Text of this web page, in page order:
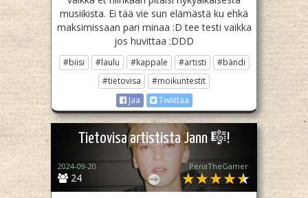
musiikista. Ei tää vie sun elämästä ku ehkä
maksimissaan pari minaa :D tee testi vaikka
jos huvittaa :DDD
#biisi #laulu #kappale #artisti
#bändi
#tietovisa
#moikuntestit
Jaa
Twiittaa
Tietovisa artistista Jann 🎼!
24
2024-09-20 PenaTheGamer